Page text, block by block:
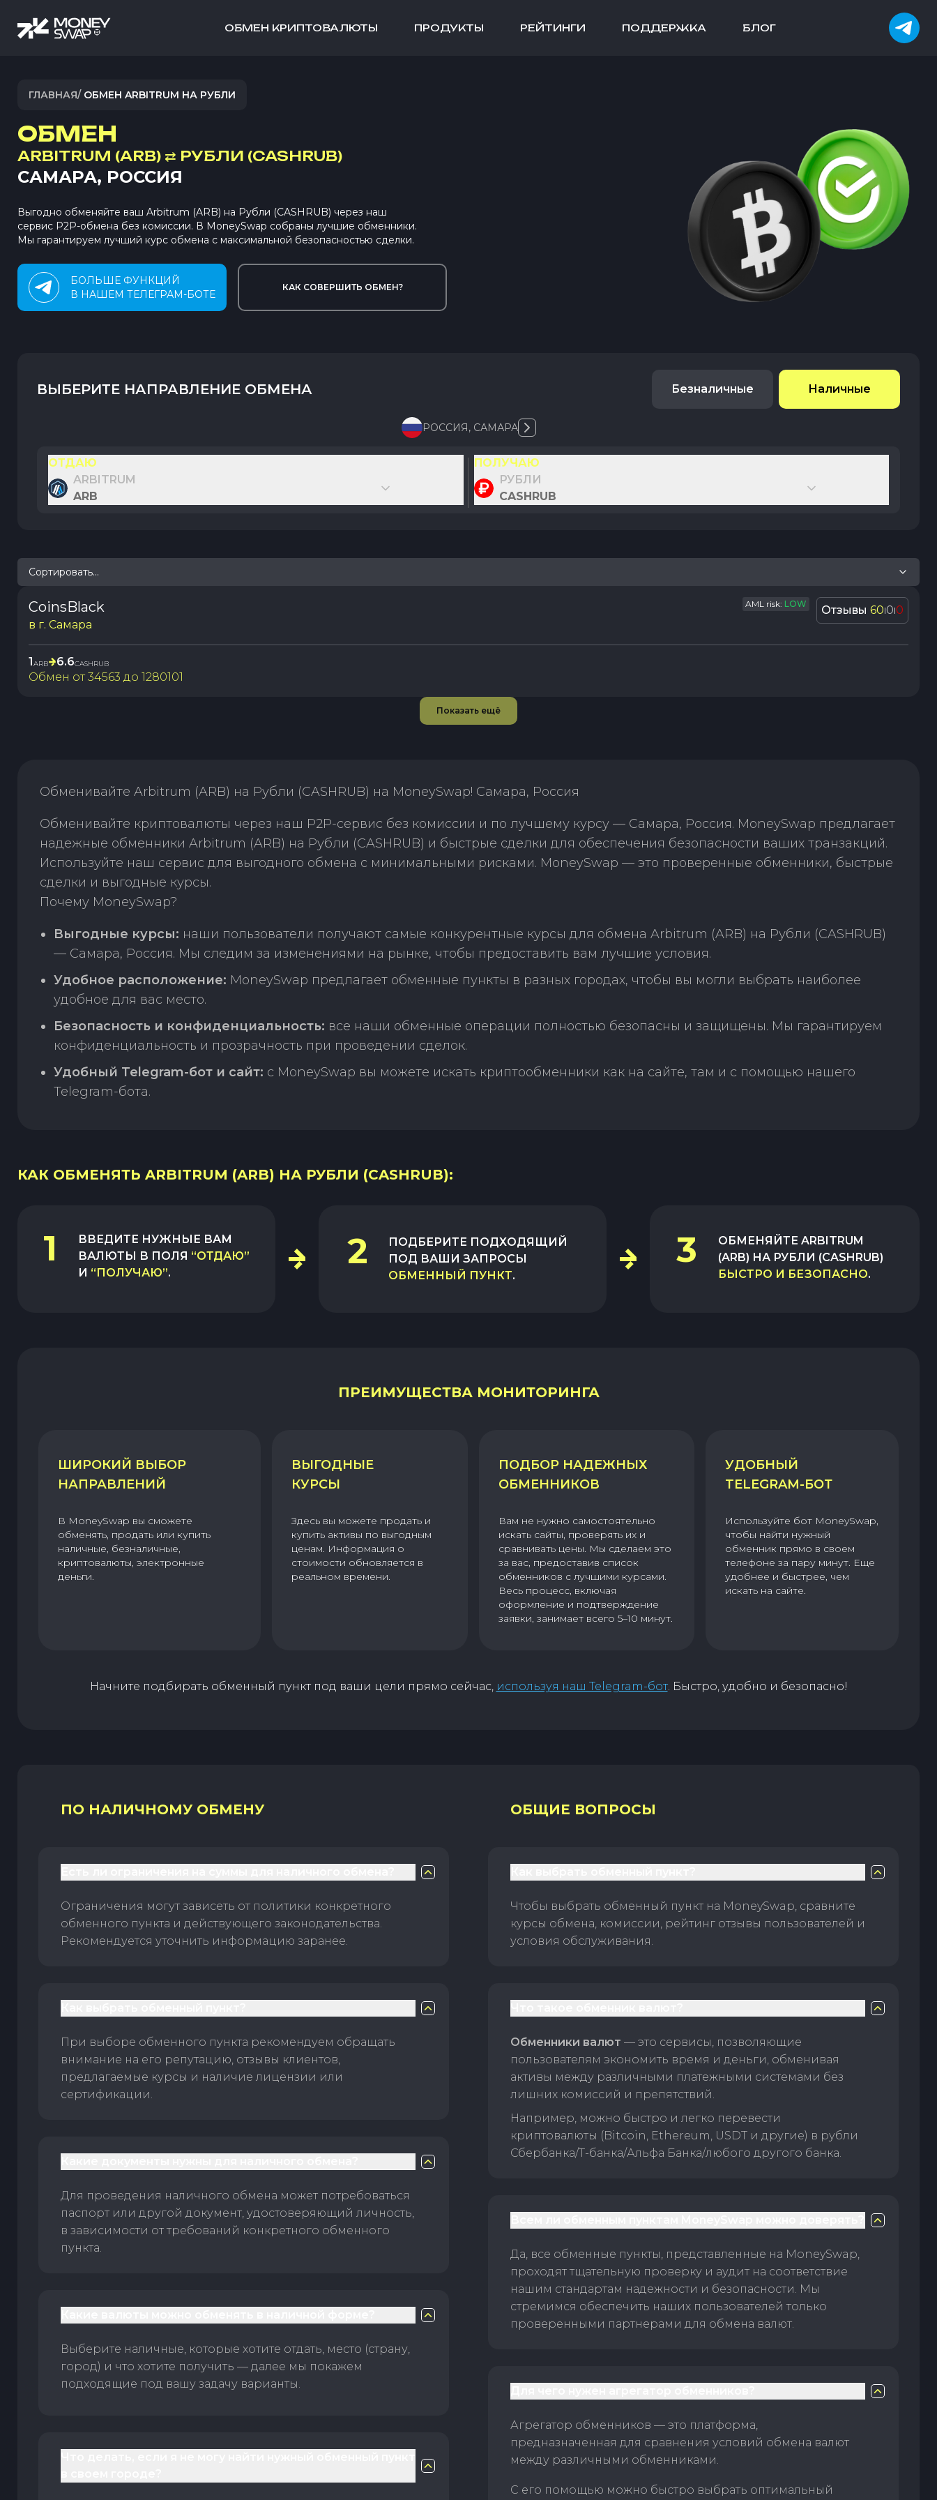
ОБМЕН КРИПТОВАЛЮТЫ ПРОДУКТЫ РЕЙТИНГИ ПОДДЕРЖКА БЛОГ
ГЛАВНАЯ/ ОБМЕН ARBITRUM НА РУБЛИ
ОБМЕН
ARBITRUM (ARB) ⇄ РУБЛИ (CASHRUB)
САМАРА, РОССИЯ
Выгодно обменяйте ваш Arbitrum (ARB) на Рубли (CASHRUB) через наш
сервис P2P-обмена без комиссии. В MoneySwap собраны лучшие обменники.
Мы гарантируем лучший курс обмена с максимальной безопасностью сделки.
БОЛЬШЕ ФУНКЦИЙ
В НАШЕМ ТЕЛЕГРАМ-БОТЕ
КАК СОВЕРШИТЬ ОБМЕН?
ВЫБЕРИТЕ НАПРАВЛЕНИЕ ОБМЕНА Безналичные Наличные
РОССИЯ, САМАРА
ОТДАЮ
ARBITRUM
ARB
ПОЛУЧАЮ
РУБЛИ
CASHRUB
Сортировать...
CoinsBlack AML risk: LOW
в г. Самара
Отзывы 60|0|0
1ARB 6.6CASHRUB
Обмен от34563 до 1280101
Показать ещё
Обменивайте Arbitrum (ARB) на Рубли (CASHRUB) на MoneySwap! Самара, Россия
Обменивайте криптовалюты через наш P2P-сервис без комиссии и по лучшему курсу — Самара, Россия. MoneySwap предлагает
надежные обменники Arbitrum (ARB) на Рубли (CASHRUB) и быстрые сделки для обеспечения безопасности ваших транзакций.
Используйте наш сервис для выгодного обмена с минимальными рисками. MoneySwap — это проверенные обменники, быстрые
сделки и выгодные курсы.
Почему MoneySwap?
Выгодные курсы: наши пользователи получают самые конкурентные курсы для обмена Arbitrum (ARB) на Рубли (CASHRUB)
— Самара, Россия. Мы следим за изменениями на рынке, чтобы предоставить вам лучшие условия.
Удобное расположение: MoneySwap предлагает обменные пункты в разных городах, чтобы вы могли выбрать наиболее
удобное для вас место.
Безопасность и конфиденциальность: все наши обменные операции полностью безопасны и защищены. Мы гарантируем
конфиденциальность и прозрачность при проведении сделок.
Удобный Telegram-бот и сайт: с MoneySwap вы можете искать криптообменники как на сайте, там и с помощью нашего
Telegram-бота.
КАК ОБМЕНЯТЬ ARBITRUM (ARB) НА РУБЛИ (CASHRUB):
1
ВВЕДИТЕ НУЖНЫЕ ВАМ
ВАЛЮТЫ В ПОЛЯ “ОТДАЮ”
И “ПОЛУЧАЮ”.
2
ПОДБЕРИТЕ ПОДХОДЯЩИЙ
ПОД ВАШИ ЗАПРОСЫ
ОБМЕННЫЙ ПУНКТ.
3 ОБМЕНЯЙТЕARBITRUM
(ARB) НА РУБЛИ (CASHRUB)
БЫСТРО И БЕЗОПАСНО.
ПРЕИМУЩЕСТВА МОНИТОРИНГА
ШИРОКИЙ ВЫБОР
НАПРАВЛЕНИЙ
В MoneySwap вы сможете
обменять, продать или купить
наличные, безналичные,
криптовалюты, электронные
деньги.
ВЫГОДНЫЕ
КУРСЫ
Здесь вы можете продать и
купить активы по выгодным
ценам. Информация о
стоимости обновляется в
реальном времени.
ПОДБОР НАДЕЖНЫХ
ОБМЕННИКОВ
Вам не нужно самостоятельно
искать сайты, проверять их и
сравнивать цены. Мы сделаем это
за вас, предоставив список
обменников с лучшими курсами.
Весь процесс, включая
оформление и подтверждение
заявки, занимает всего 5–10 минут.
УДОБНЫЙ
TELEGRAM-БОТ
Используйте бот MoneySwap,
чтобы найти нужный
обменник прямо в своем
телефоне за пару минут. Еще
удобнее и быстрее, чем
искать на сайте.
Начните подбирать обменный пункт под ваши цели прямо сейчас, используя наш Telegram-бот. Быстро, удобно и безопасно!
ПО НАЛИЧНОМУ ОБМЕНУ
Ограничения могут зависеть от политики конкретного
обменного пункта и действующего законодательства.
Рекомендуется уточнить информацию заранее.
При выборе обменного пункта рекомендуем обращать
внимание на его репутацию, отзывы клиентов,
предлагаемые курсы и наличие лицензии или
сертификации.
Для проведения наличного обмена может потребоваться
паспорт или другой документ, удостоверяющий личность,
в зависимости от требований конкретного обменного
пункта.
Выберите наличные, которые хотите отдать, место (страну,
город) и что хотите получить — далее мы покажем
подходящие под вашу задачу варианты.
ОБЩИЕ ВОПРОСЫ
Чтобы выбрать обменный пункт на MoneySwap, сравните
курсы обмена, комиссии, рейтинг отзывы пользователей и
условия обслуживания.
Обменники валют — это сервисы, позволяющие
пользователям экономить время и деньги, обменивая
активы между различными платежными системами без
лишних комиссий и препятствий.
Например, можно быстро и легко перевести
криптовалюты (Bitcoin, Ethereum, USDT и другие) в рубли
Сбербанка/Т-банка/Альфа Банка/любого другого банка.
Да, все обменные пункты, представленные на MoneySwap,
проходят тщательную проверку и аудит на соответствие
нашим стандартам надежности и безопасности. Мы
стремимся обеспечить наших пользователей только
проверенными партнерами для обмена валют.
Агрегатор обменников — это платформа,
предназначенная для сравнения условий обмена валют
между различными обменниками.
С его помощью можно быстро выбрать оптимальный